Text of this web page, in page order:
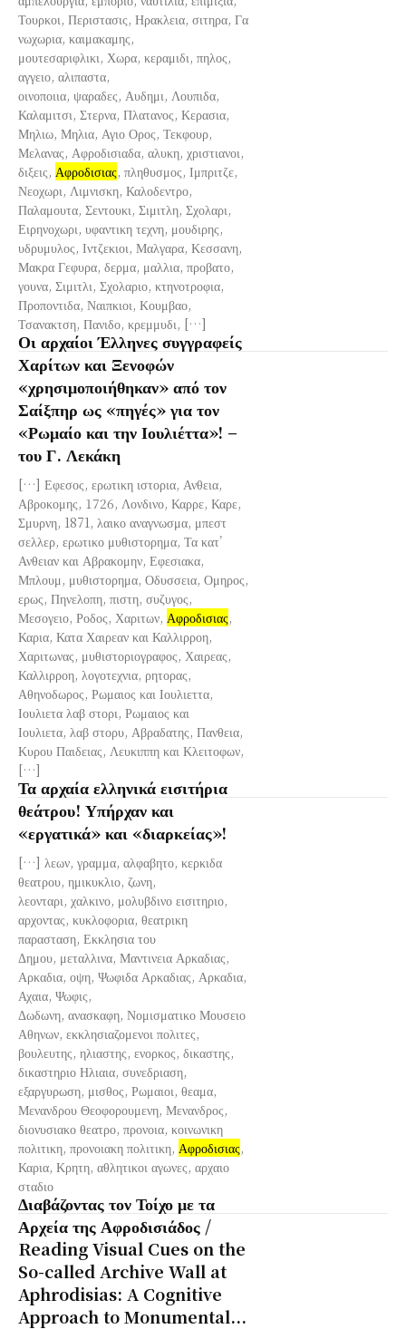
Τουρκοι, Περιστασις, Ηρακλεια, σιτηρα, Γα
νωχωρια, καιμακαμης,
μουτεσαριφλικι, Χωρα, κεραμιδι, πηλος,
αγγειο, αλιπαστα,
οινοποιια, ψαραδες, Αυδημι, Λουπιδα,
Καλαμιτσι, Στερνα, Πλατανος, Κερασια,
Μηλιω, Μηλια, Αγιο Ορος, Τεκφουρ,
Μελανας, Αφροδισιαδα, αλυκη, χριστιανοι,
διξεις, Αφροδισιας, πληθυσμος, Ιμπριτζε,
Νεοχωρι, Λιμνισκη, Καλοδεντρο,
Παλαμουτα, Σεντουκι, Σιμιτλη, Σχολαρι,
Ειρηνοχωρι, υφαντικη τεχνη, μουδιρης,
υδρυμυλος, Ιντζεκιοι, Μαλγαρα, Κεσσανη,
Μακρα Γεφυρα, δερμα, μαλλια, προβατο,
γουνα, Σιμιτλι, Σχολαριο, κτηνοτροφια,
Προποντιδα, Ναιπκιοι, Κουμβαο,
Τσανακτση, Πανιδο, κρεμμυδι, […]
Οι αρχαίοι Έλληνες συγγραφείς
Χαρίτων και Ξενοφών
«χρησιμοποιήθηκαν» από τον
Σαίξπηρ ως «πηγές» για τον
«Ρωμαίο και την Ιουλιέττα»! –
του Γ. Λεκάκη
[…] Εφεσος, ερωτικη ιστορια, Ανθεια,
Αβροκομης, 1726, Λονδινο, Καρρε, Καρε,
Σμυρνη, 1871, λαικο αναγνωσμα, μπεστ
σελλερ, ερωτικο μυθιστορημα, Τα κατ’
Ανθειαν και Αβρακομην, Εφεσιακα,
Μπλουμ, μυθιστορημα, Οδυσσεια, Ομηρος,
ερως, Πηνελοπη, πιστη, συζυγος,
Μεσογειο, Ροδος, Χαριτων, Αφροδισιας,
Καρια, Κατα Χαιρεαν και Καλλιρροη,
Χαριτωνας, μυθιστοριογραφος, Χαιρεας,
Καλλιρροη, λογοτεχνια, ρητορας,
Αθηνοδωρος, Ρωμαιος και Ιουλιεττα,
Ιουλιετα λαβ στορι, Ρωμαιος και
Ιουλιετα, λαβ στορυ, Αβραδατης, Πανθεια,
Κυρου Παιδειας, Λευκιππη και Κλειτοφων,
[…]
Τα αρχαία ελληνικά εισιτήρια
θεάτρου! Υπήρχαν και
«εργατικά» και «διαρκείας»!
[…] λεων, γραμμα, αλφαβητο, κερκιδα
θεατρου, ημικυκλιο, ζωνη,
λεονταρι, χαλκινο, μολυβδινο εισιτηριο,
αρχοντας, κυκλοφορια, θεατρικη
παρασταση, Εκκλησια του
Δημου, μεταλλινα, Μαντινεια Αρκαδιας,
Αρκαδια, οψη, Ψωφιδα Αρκαδιας, Αρκαδια,
Αχαια, Ψωφις,
Δωδωνη, ανασκαφη, Νομισματικο Μουσειο
Αθηνων, εκκλησιαζομενοι πολιτες,
βουλευτης, ηλιαστης, ενορκος, δικαστης,
δικαστηριο Ηλιαια, συνεδριαση,
εξαργυρωση, μισθος, Ρωμαιοι, θεαμα,
Μενανδρου Θεοφορουμενη, Μενανδρος,
διονυσιακο θεατρο, προνοια, κοινωνικη
πολιτικη, προνοιακη πολιτικη, Αφροδισιας,
Καρια, Κρητη, αθλητικοι αγωνες, αρχαιο
σταδιο
Διαβάζοντας τον Τοίχο με τα
Αρχεία της Αφροδισιάδος /
Reading Visual Cues on the
So-called Archive Wall at
Aphrodisias: A Cognitive
Approach to Monumental...